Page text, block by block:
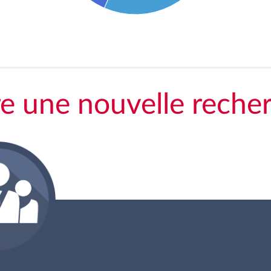
une nouvelle